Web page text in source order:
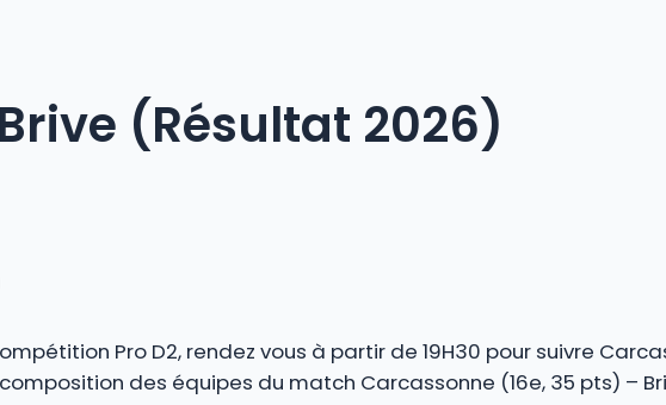
(Résultat 2026)
Pro D2, rendez vous à partir de 19H30 pour suivre
des équipes du match Carcassonne (16e, 35 pts) –